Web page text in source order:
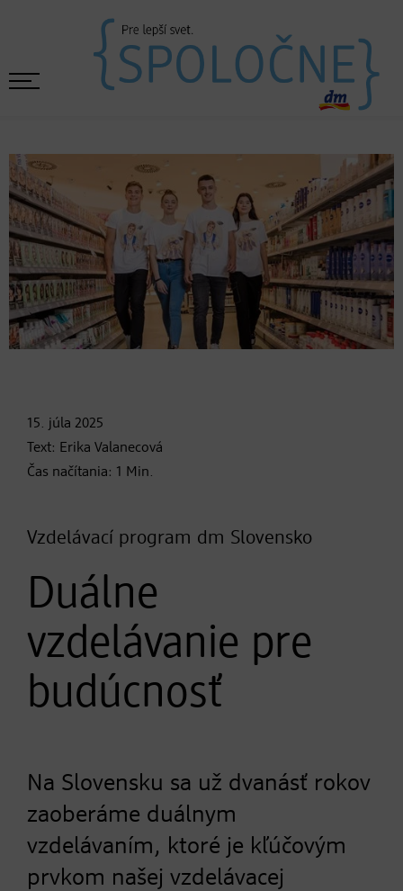
15. júla 2025
Text: Erika Valanecová
Čas načítania: 1 Min.
Vzdelávací program dm Slovensko
Duálne
vzdelávanie pre
budúcnosť
Na Slovensku sa už dvanásť rokov
zaoberáme duálnym
vzdelávaním, ktoré je kľúčovým
prvkom našej vzdelávacej